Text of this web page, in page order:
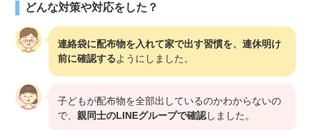
どんな対策や対応をした？
連絡袋に配布物を入れて家で出す習慣を、連休明け
前に確認するようにしました。
子どもが配布物を全部出しているのかわからないの
で、親同士のLINEグループで確認しました。